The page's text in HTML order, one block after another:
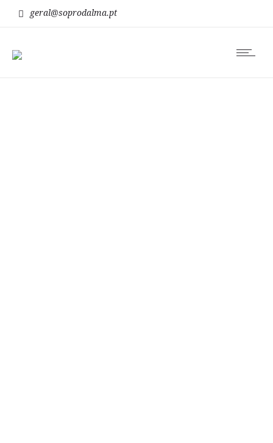
geral@soprodalma.pt